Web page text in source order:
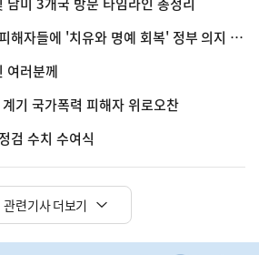
자들에 '치유와 명예 회복' 정부 의지 전달
여러분께
기 국가폭력 피해자 위로오찬
검 수치 수여식
관련기사 더보기